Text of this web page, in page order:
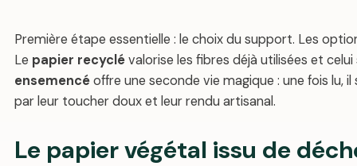
Première étape essentielle : le choix du support. Les
Le papier recyclévalorise les fibres déjà utilisées et
ensemencéoffre une seconde vie magique : une fois lu,
par leur toucher doux et leur rendu artisanal.
Le papier végétal issu de